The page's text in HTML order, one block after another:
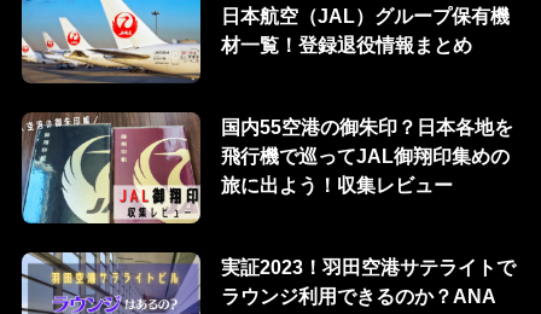
日本航空（JAL）グループ保有機
材一覧！登録退役情報まとめ
国内55空港の御朱印？日本各地を
飛行機で巡ってJAL御翔印集めの
旅に出よう！収集レビュー
実証2023！羽田空港サテライトで
ラウンジ利用できるのか？ANA